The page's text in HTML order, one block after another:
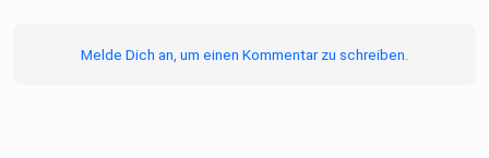
Minute,jedeMelde Dich an, um einen Kommentar zu schreiben.